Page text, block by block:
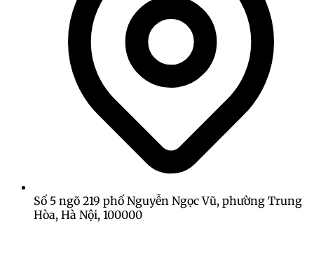
Số 5 ngõ 219 phố Nguyễn Ngọc Vũ, phường Trung
Hòa, Hà Nội, 100000